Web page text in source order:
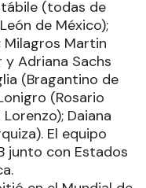
(todas de
de México);
Milagros Martin
y Adriana Sachs
(Bragantino de
(Rosario
Daiana
El equipo
junto con Estados